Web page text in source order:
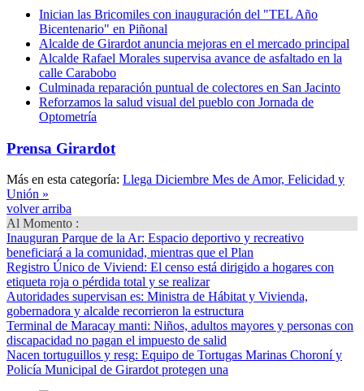
Inician las Bricomiles con inauguración del "TEL Año
Bicentenario" en Piñonal
Alcalde de Girardot anuncia mejoras en el mercado principal
Alcalde Rafael Morales supervisa avance de asfaltado en la
calle Carabobo
Culminada reparación puntual de colectores en San Jacinto
Reforzamos la salud visual del pueblo con Jornada de
Optometría
Prensa Girardot
Más en esta categoría: Llega Diciembre Mes de Amor, Felicidad y
Unión »
volver arriba
Al Momento :
Inauguran Parque de la Ar: Espacio deportivo y recreativo
beneficiará a la comunidad, mientras que el Plan
Registro Único de Viviend: El censo está dirigido a hogares con
etiqueta roja o pérdida total y se realizar
Autoridades supervisan es: Ministra de Hábitat y Vivienda,
gobernadora y alcalde recorrieron la estructura
Terminal de Maracay manti: Niños, adultos mayores y personas con
discapacidad no pagan el impuesto de salid
Nacen tortuguillos y resg: Equipo de Tortugas Marinas Choroní y
Policía Municipal de Girardot protegen una